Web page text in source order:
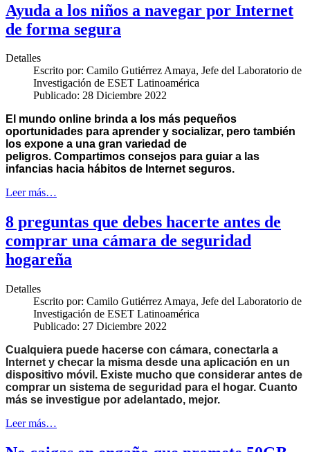
Ayuda a los niños a navegar por Internet
de forma segura
Detalles
Escrito por: Camilo Gutiérrez Amaya, Jefe del Laboratorio de
Investigación de ESET Latinoamérica
Publicado: 28 Diciembre 2022
El mundo online brinda a los más pequeños
oportunidades para aprender y socializar, pero también
los expone a una gran variedad de
peligros. Compartimos consejos para guiar a las
infancias hacia hábitos de Internet seguros.
Leer más…
8 preguntas que debes hacerte antes de
comprar una cámara de seguridad
hogareña
Detalles
Escrito por: Camilo Gutiérrez Amaya, Jefe del Laboratorio de
Investigación de ESET Latinoamérica
Publicado: 27 Diciembre 2022
Cualquiera puede hacerse con cámara, conectarla a
Internet y checar la misma desde una aplicación en un
dispositivo móvil. Existe mucho que considerar antes de
comprar un sistema de seguridad para el hogar. Cuanto
más se investigue por adelantado, mejor.
Leer más…